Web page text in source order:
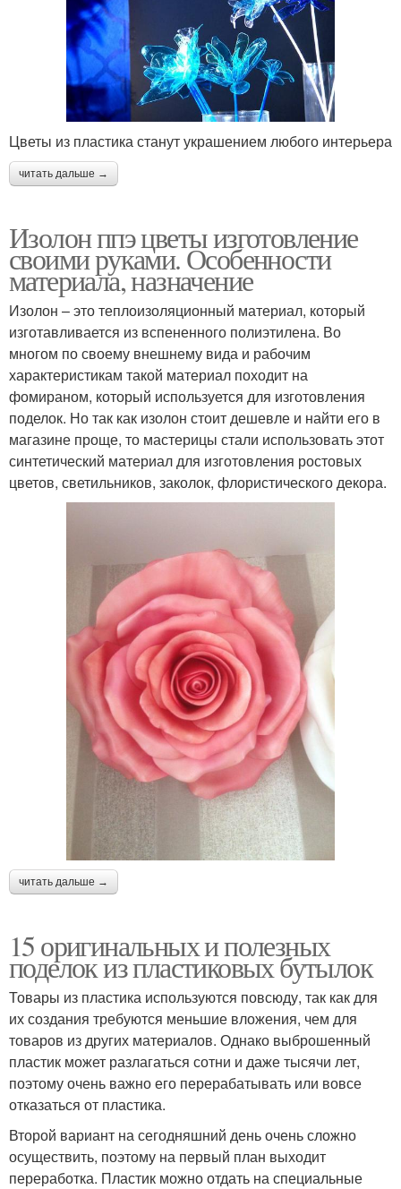
Цветы из пластика станут украшением любого интерьера
читать дальше →
Изолон ппэ цветы изготовление
своими руками. Особенности
материала, назначение
Изолон – это теплоизоляционный материал, который
изготавливается из вспененного полиэтилена. Во
многом по своему внешнему вида и рабочим
характеристикам такой материал походит на
фомираном, который используется для изготовления
поделок. Но так как изолон стоит дешевле и найти его в
магазине проще, то мастерицы стали использовать этот
синтетический материал для изготовления ростовых
цветов, светильников, заколок, флористического декора.
читать дальше →
15 оригинальных и полезных
поделок из пластиковых бутылок
Товары из пластика используются повсюду, так как для
их создания требуются меньшие вложения, чем для
товаров из других материалов. Однако выброшенный
пластик может разлагаться сотни и даже тысячи лет,
поэтому очень важно его перерабатывать или вовсе
отказаться от пластика.
Второй вариант на сегодняшний день очень сложно
осуществить, поэтому на первый план выходит
переработка. Пластик можно отдать на специальные